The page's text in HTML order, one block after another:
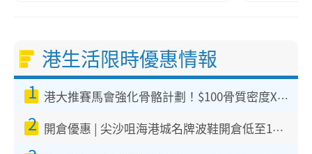
港生活限時優惠情報
1 港大推賽馬會強化骨骼計劃！$100骨質密度X光檢查 完成免費運動訓練送超市禮券！附參加資格
2 開倉優惠 | 尖沙咀海港城名牌波鞋開倉低至1折！On鞋$899起／Joy&Peace鞋履$98起